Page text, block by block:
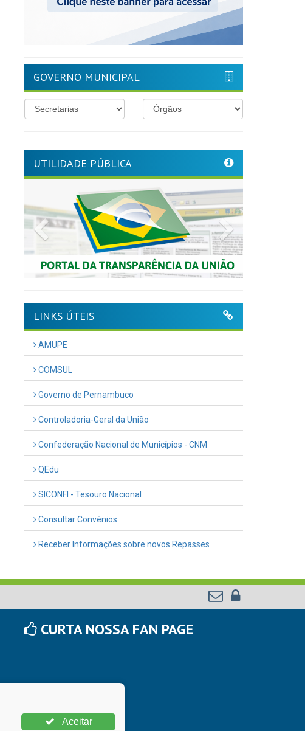
GOVERNO MUNICIPAL
UTILIDADE PÚBLICA
Previous
LINKS ÚTEIS
AMUPE
COMSUL
Governo de Pernambuco
Controladoria-Geral da União
Confederação Nacional de Municípios - CNM
QEdu
SICONFI - Tesouro Nacional
Consultar Convênios
Receber Informações sobre novos Repasses
CURTA NOSSA FAN PAGE
Aceitar